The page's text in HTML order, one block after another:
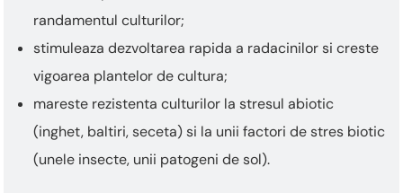
randamentul culturilor;
stimuleaza dezvoltarea rapida a radacinilor si creste
vigoarea plantelor de cultura;
mareste rezistenta culturilor la stresul abiotic
(inghet, baltiri, seceta) si la unii factori de stres biotic
(unele insecte, unii patogeni de sol).